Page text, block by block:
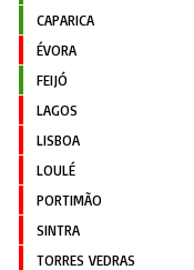
CAPARICA
ÉVORA
FEIJÓ
LAGOS
LISBOA
LOULÉ
PORTIMÃO
SINTRA
TORRES VEDRAS